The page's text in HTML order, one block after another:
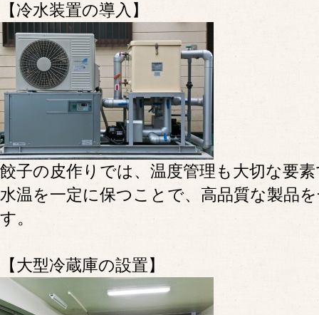
【冷水装置の導入】
餃子の皮作りでは、温度管理も大切な要
水温を一定に保つことで、高品質な製品
す。
【大型冷蔵庫の設置】